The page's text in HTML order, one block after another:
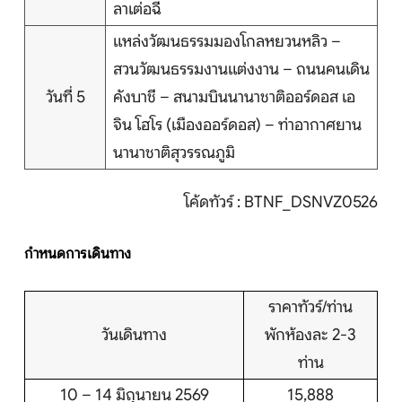
ลาเต่อฉี
วันที่ 5
แหล่งวัฒนธรรมมองโกลหยวนหลิว –
สวนวัฒนธรรมงานแต่งงาน – ถนนคนเดิน
คังบาชี – สนามบินนานาชาติออร์ดอส เอ
จิน โฮโร (เมืองออร์ดอส) – ท่าอากาศยาน
นานาชาติสุวรรณภูมิ
โค้ดทัวร์ : BTNF_DSNVZ0526
กำหนดการเดินทาง
วันเดินทาง
ราคาทัวร์/ท่าน
พักห้องละ 2-3
ท่าน
10 – 14 มิถุนายน 2569
15,888